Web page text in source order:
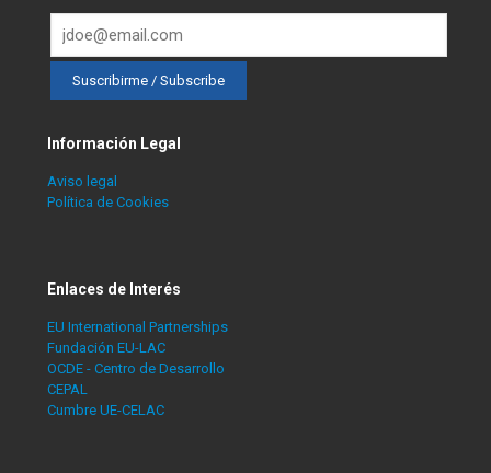
Información Legal
Aviso legal
Política de Cookies
Enlaces de Interés
EU International Partnerships
Fundación EU-LAC
OCDE - Centro de Desarrollo
CEPAL
Cumbre UE-CELAC